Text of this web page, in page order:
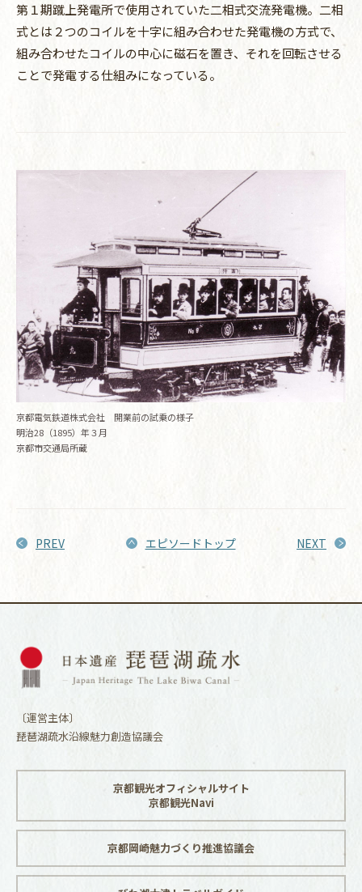
第１期蹴上発電所で使用されていた二相式交流発電機。二相
式とは２つのコイルを十字に組み合わせた発電機の方式で、
組み合わせたコイルの中心に磁石を置き、それを回転させる
ことで発電する仕組みになっている。
京都電気鉄道株式会社 開業前の試乗の様子
明治28（1895）年３月
京都市交通局所蔵
PREV エピソードトップ NEXT
〔運営主体〕
琵琶湖疏水沿線魅力創造協議会
京都観光オフィシャルサイト
京都観光Navi
京都岡崎魅力づくり推進協議会